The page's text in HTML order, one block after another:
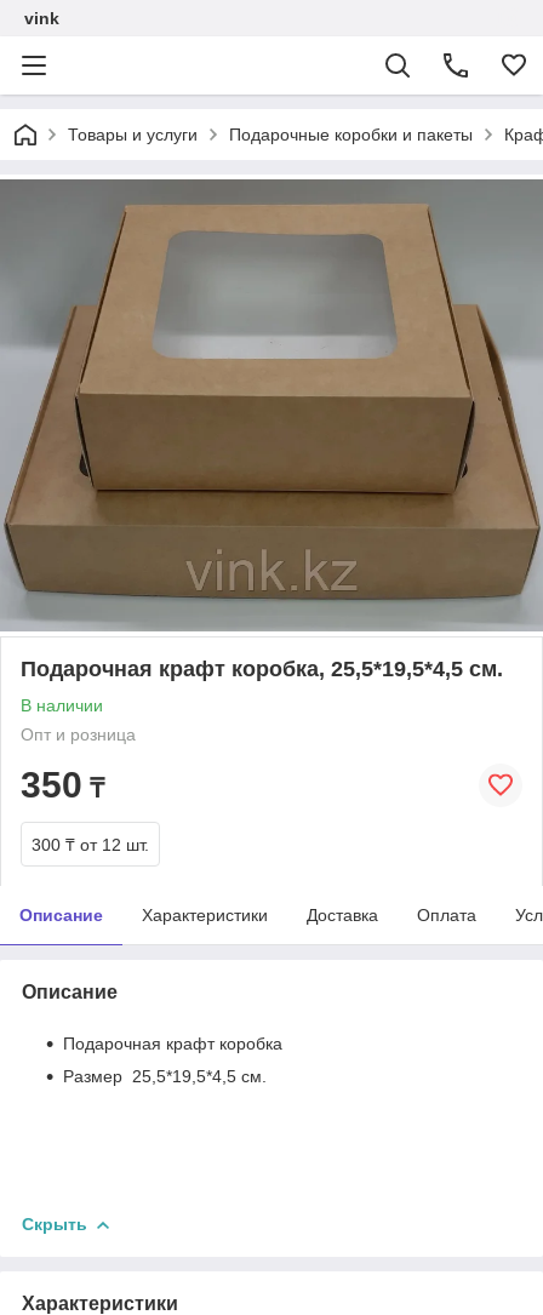
vink
Товары и услуги Подарочные коробки и пакеты
Подарочная крафт коробка, 25,5*19,5*4,5 см.
В наличии
Опт и розница
350 ₸
300 ₸ от 12 шт.
Описание Характеристики Доставка Оплата
Описание
Подарочная крафт коробка
Размер 25,5*19,5*4,5 см.
Скрыть
Характеристики